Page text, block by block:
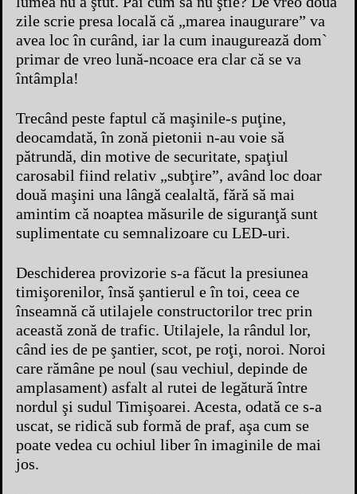
zile scrie presa locală că „marea inaugurare” va
avea loc în curând, iar la cum inaugurează dom`
primar de vreo lună-ncoace era clar că se va
întâmpla!
Trecând peste faptul că maşinile-s puţine,
deocamdată, în zonă pietonii n-au voie să
pătrundă, din motive de securitate, spaţiul
carosabil fiind relativ „subţire”, având loc doar
două maşini una lângă cealaltă, fără să mai
amintim că noaptea măsurile de siguranţă sunt
suplimentate cu semnalizoare cu LED-uri.
Deschiderea provizorie s-a făcut la presiunea
timişorenilor, însă şantierul e în toi, ceea ce
înseamnă că utilajele constructorilor trec prin
această zonă de trafic. Utilajele, la rândul lor,
când ies de pe şantier, scot, pe roţi, noroi. Noroi
care rămâne pe noul (sau vechiul, depinde de
amplasament) asfalt al rutei de legătură între
nordul şi sudul Timişoarei. Acesta, odată ce s-a
uscat, se ridică sub formă de praf, aşa cum se
poate vedea cu ochiul liber în imaginile de mai
jos.